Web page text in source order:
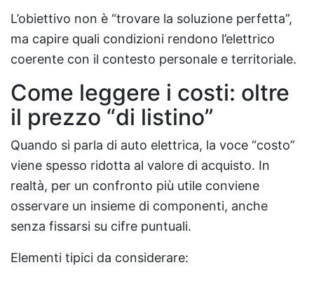
L’obiettivo non è “trovare la soluzione perfetta”,
ma capire quali condizioni rendono l’elettrico
coerente con il contesto personale e territoriale.
Come leggere i costi: oltre
il prezzo “di listino”
Quando si parla di auto elettrica, la voce “costo”
viene spesso ridotta al valore di acquisto. In
realtà, per un confronto più utile conviene
osservare un insieme di componenti, anche
senza fissarsi su cifre puntuali.
Elementi tipici da considerare: